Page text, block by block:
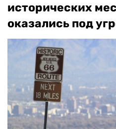
исторических
оказались под